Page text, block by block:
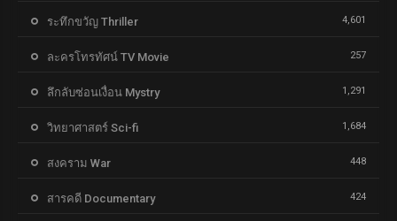
ระทึกขวัญ Thriller 4,601
ละครโทรทัศน์ TV Movie 257
ลึกลับซ่อนเงื่อน Mystry 1,291
วิทยาศาสตร์ Sci-fi 1,684
สงคราม War 448
สารคดี Documentary 424